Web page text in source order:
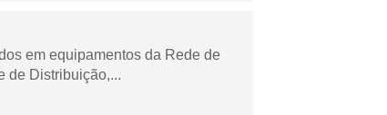
em equipamentos da Rede de
de Distribuição,...